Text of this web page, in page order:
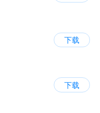
下载
下载